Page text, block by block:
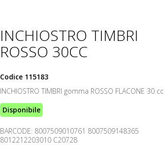
INCHIOSTRO TIMBRI
ROSSO 30CC
Codice 115183
INCHIOSTRO TIMBRI gomma ROSSO FLACONE 30 cc
Disponibile
BARCODE: 8007509010761 8007509148365
8012212203010 C20728